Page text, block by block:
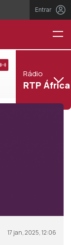
Entrar
Rádio
RTP África
17 jan, 2025, 12:06